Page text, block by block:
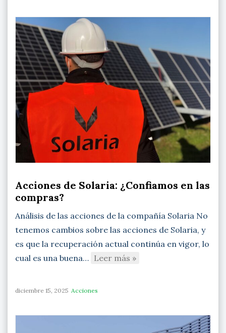
Acciones de Solaria: ¿Confiamos en las
compras?
Análisis de las acciones de la compañía Solaria No
tenemos cambios sobre las acciones de Solaria, y
es que la recuperación actual continúa en vigor, lo
cual es una buena… Leer más »
diciembre 15, 2025 Acciones